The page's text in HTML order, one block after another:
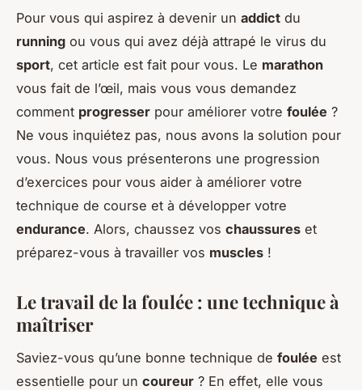
Pour vous qui aspirez à devenir un addict du
running ou vous qui avez déjà attrapé le virus du
sport, cet article est fait pour vous. Le marathon
vous fait de l’œil, mais vous vous demandez
comment progresser pour améliorer votre foulée ?
Ne vous inquiétez pas, nous avons la solution pour
vous. Nous vous présenterons une progression
d’exercices pour vous aider à améliorer votre
technique de course et à développer votre
endurance. Alors, chaussez vos chaussures et
préparez-vous à travailler vos muscles !
Le travail de la foulée : une technique à
maîtriser
Saviez-vous qu’une bonne technique de foulée est
essentielle pour un coureur ? En effet, elle vous